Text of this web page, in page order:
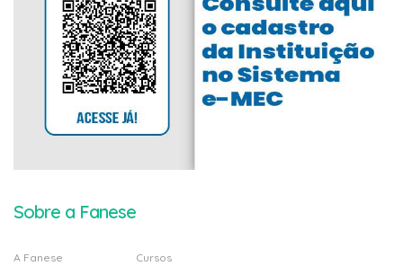
Sobre a Fanese
A Fanese Cursos